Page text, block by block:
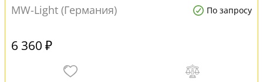
MW-Light (Германия) По запросу
6 360 ₽